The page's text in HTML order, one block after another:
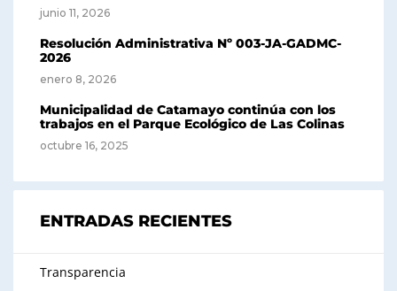
junio 11, 2026
Resolución Administrativa Nº 003-JA-GADMC-
2026
enero 8, 2026
Municipalidad de Catamayo continúa con los
trabajos en el Parque Ecológico de Las Colinas
octubre 16, 2025
ENTRADAS RECIENTES
Transparencia